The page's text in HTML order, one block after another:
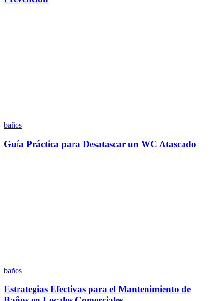
baños
Guía Práctica para Desatascar un WC Atascado
baños
Estrategias Efectivas para el Mantenimiento de